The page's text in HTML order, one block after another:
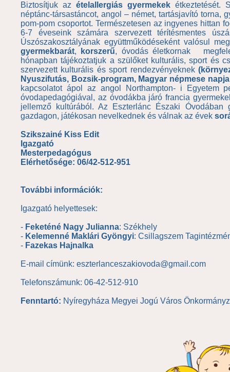
Biztosítjuk az ételallergiás gyermekekétkeztetését.
néptánc-társastáncot, angol – német, tartásjavító torna,
pom-pom csoportot. Természetesen az ingyenes hittan
6-7 éveseink számára szervezett térítésmentes
Úszószakosztályának együttműködéseként valósul
gyermekbarát, korszerű, óvodás életkornak
hónapban tájékoztatjuk a szülőket kulturális, sport és
szervezett kulturális és sport rendezvényeknek
Nyuszifutás, Bozsik-program, Magyar népmese
kapcsolatot ápol az angol Northampton- i Egyetem
óvodapedagógiával, az óvodákba járó francia
jellemző kultúrából. Az Eszterlánc Északi Óvodában
gazdagon, játékosan nevelkednek és válnak az évek
Szikszainé Kiss Edit
Igazgató
Mesterpedagógus
Elérhetősége: 06/42-512-951
További információk:
Igazgató helyettesek:
- Feketéné Nagy Julianna: Székhely
- Kelemenné Maklári Gyöngyi: Csillagszem
- Fazekas Hajnalka
E-mail címünk: eszterlanceszakiovoda@gmail.com
Telefonszámunk: 06-42-512-910
Fenntartó: Nyíregyháza Megyei Jogú Város